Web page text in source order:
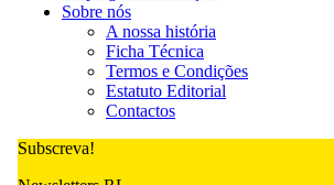
Sobre nós
A nossa história
Ficha Técnica
Termos e Condições
Estatuto Editorial
Contactos
Subscreva!